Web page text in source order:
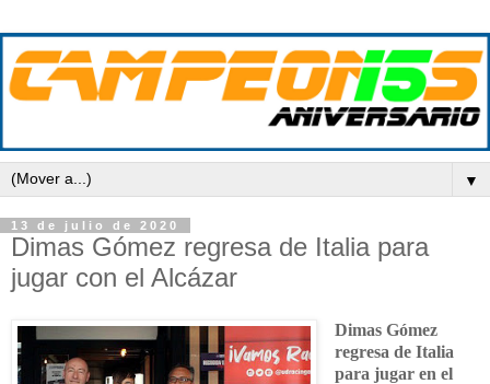
▼
13 de julio de 2020
Dimas Gómez regresa de Italia para
jugar con el Alcázar
Dimas Gómez
regresa de Italia
para jugar en el